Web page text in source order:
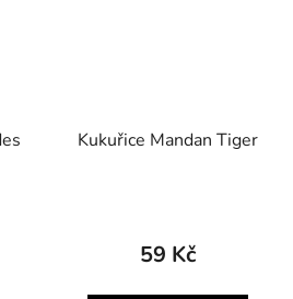
Kukuřice Mandan Tiger
59 Kč